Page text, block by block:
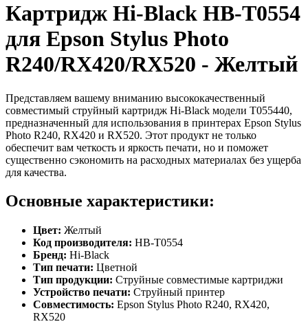
Картридж Hi-Black HB-T0554
для Epson Stylus Photo
R240/RX420/RX520 - Желтый
Представляем вашему вниманию высококачественный
совместимый струйный картридж Hi-Black модели T055440,
предназначенный для использования в принтерах Epson Stylus
Photo R240, RX420 и RX520. Этот продукт не только
обеспечит вам четкость и яркость печати, но и поможет
существенно сэкономить на расходных материалах без ущерба
для качества.
Основные характеристики:
Цвет: Желтый
Код производителя: HB-T0554
Бренд: Hi-Black
Тип печати: Цветной
Тип продукции: Струйные совместимые картриджи
Устройство печати: Струйный принтер
Совместимость: Epson Stylus Photo R240, RX420,
RX520